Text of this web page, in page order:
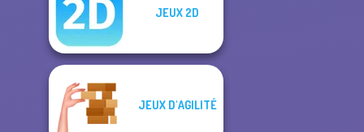
JEUX 2D
JEUX D'AGILITÉ